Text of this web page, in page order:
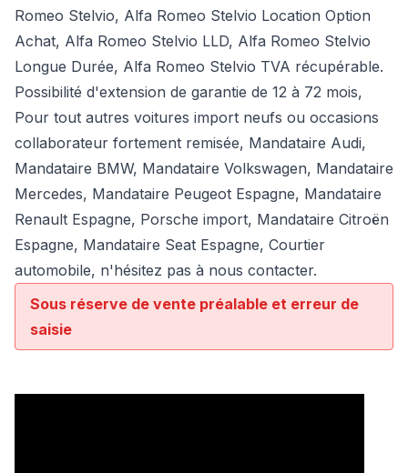
Romeo Stelvio, Alfa Romeo Stelvio Location Option
Achat, Alfa Romeo Stelvio LLD, Alfa Romeo Stelvio
Longue Durée, Alfa Romeo Stelvio TVA récupérable.
Possibilité d'extension de garantie de 12 à 72 mois,
Pour tout autres voitures import neufs ou occasions
collaborateur fortement remisée, Mandataire Audi,
Mandataire BMW, Mandataire Volkswagen, Mandataire
Mercedes, Mandataire Peugeot Espagne, Mandataire
Renault Espagne, Porsche import, Mandataire Citroën
Espagne, Mandataire Seat Espagne, Courtier
automobile, n'hésitez pas à nous contacter.
Sous réserve de vente préalable et erreur de
saisie